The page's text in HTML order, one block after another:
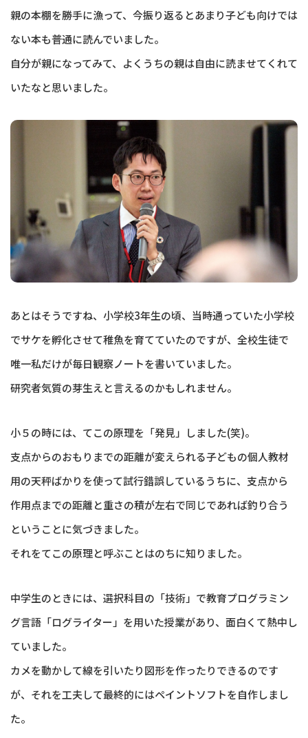
親の本棚を勝手に漁って、今振り返るとあまり子ども向けでは
ない本も普通に読んでいました。
自分が親になってみて、よくうちの親は自由に読ませてくれて
いたなと思いました。
あとはそうですね、小学校3年生の頃、当時通っていた小学校
でサケを孵化させて稚魚を育てていたのですが、全校生徒で
唯一私だけが毎日観察ノートを書いていました。
研究者気質の芽生えと言えるのかもしれません。
小５の時には、てこの原理を「発見」しました(笑)。
支点からのおもりまでの距離が変えられる子どもの個人教材
用の天秤ばかりを使って試行錯誤しているうちに、支点から
作用点までの距離と重さの積が左右で同じであれば釣り合う
ということに気づきました。
それをてこの原理と呼ぶことはのちに知りました。
中学生のときには、選択科目の「技術」で教育プログラミン
グ言語「ログライター」を用いた授業があり、面白くて熱中し
ていました。
カメを動かして線を引いたり図形を作ったりできるのです
が、それを工夫して最終的にはペイントソフトを自作しまし
た。